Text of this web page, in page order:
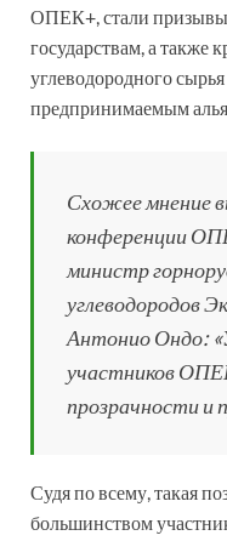
ОПЕК+, стали
государствам, а также
углеводородного
предпринимаемым
Схожее мнение
конференции
министр
углеводородов
Антонио Ондо:
участников
прозрачности и
Судя по всему, такая
большинством